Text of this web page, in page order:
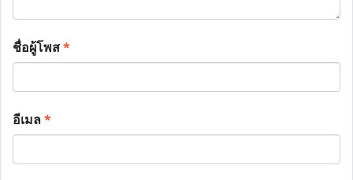
ชื่อผู้โพส*
อีเมล*